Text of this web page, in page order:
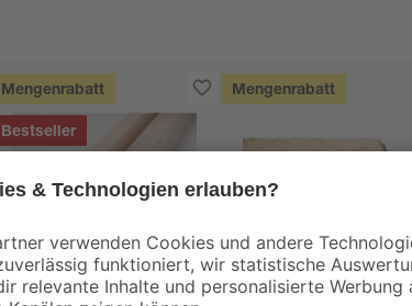
Mengenrabatt
Bestseller
Mengenrabatt